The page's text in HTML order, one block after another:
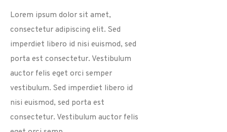
Lorem ipsum dolor sit amet,
consectetur adipiscing elit. Sed
imperdiet libero id nisi euismod, sed
porta est consectetur. Vestibulum
auctor felis eget orci semper
vestibulum. Sed imperdiet libero id
nisi euismod, sed porta est
consectetur. Vestibulum auctor felis